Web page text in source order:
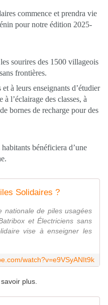
commence et prendra vie
pour notre édition 2025-
sourires des 1500 villageois
frontières.
à leurs enseignants d’étudier
l’éclairage des classes, à
bornes de recharge pour des
bénéficiera d’une
Solidaires ?
nationale de piles usagées
et Électriciens sans
vise à enseigner les
watch?v=e9VSyANIt9k
plus.